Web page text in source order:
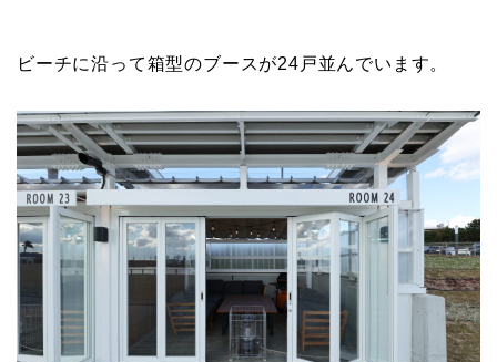
ビーチに沿って箱型のブースが24戸並んでいます。